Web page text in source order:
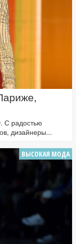
С радостью
дизайнеры...
ВЫСОКАЯ МОДА